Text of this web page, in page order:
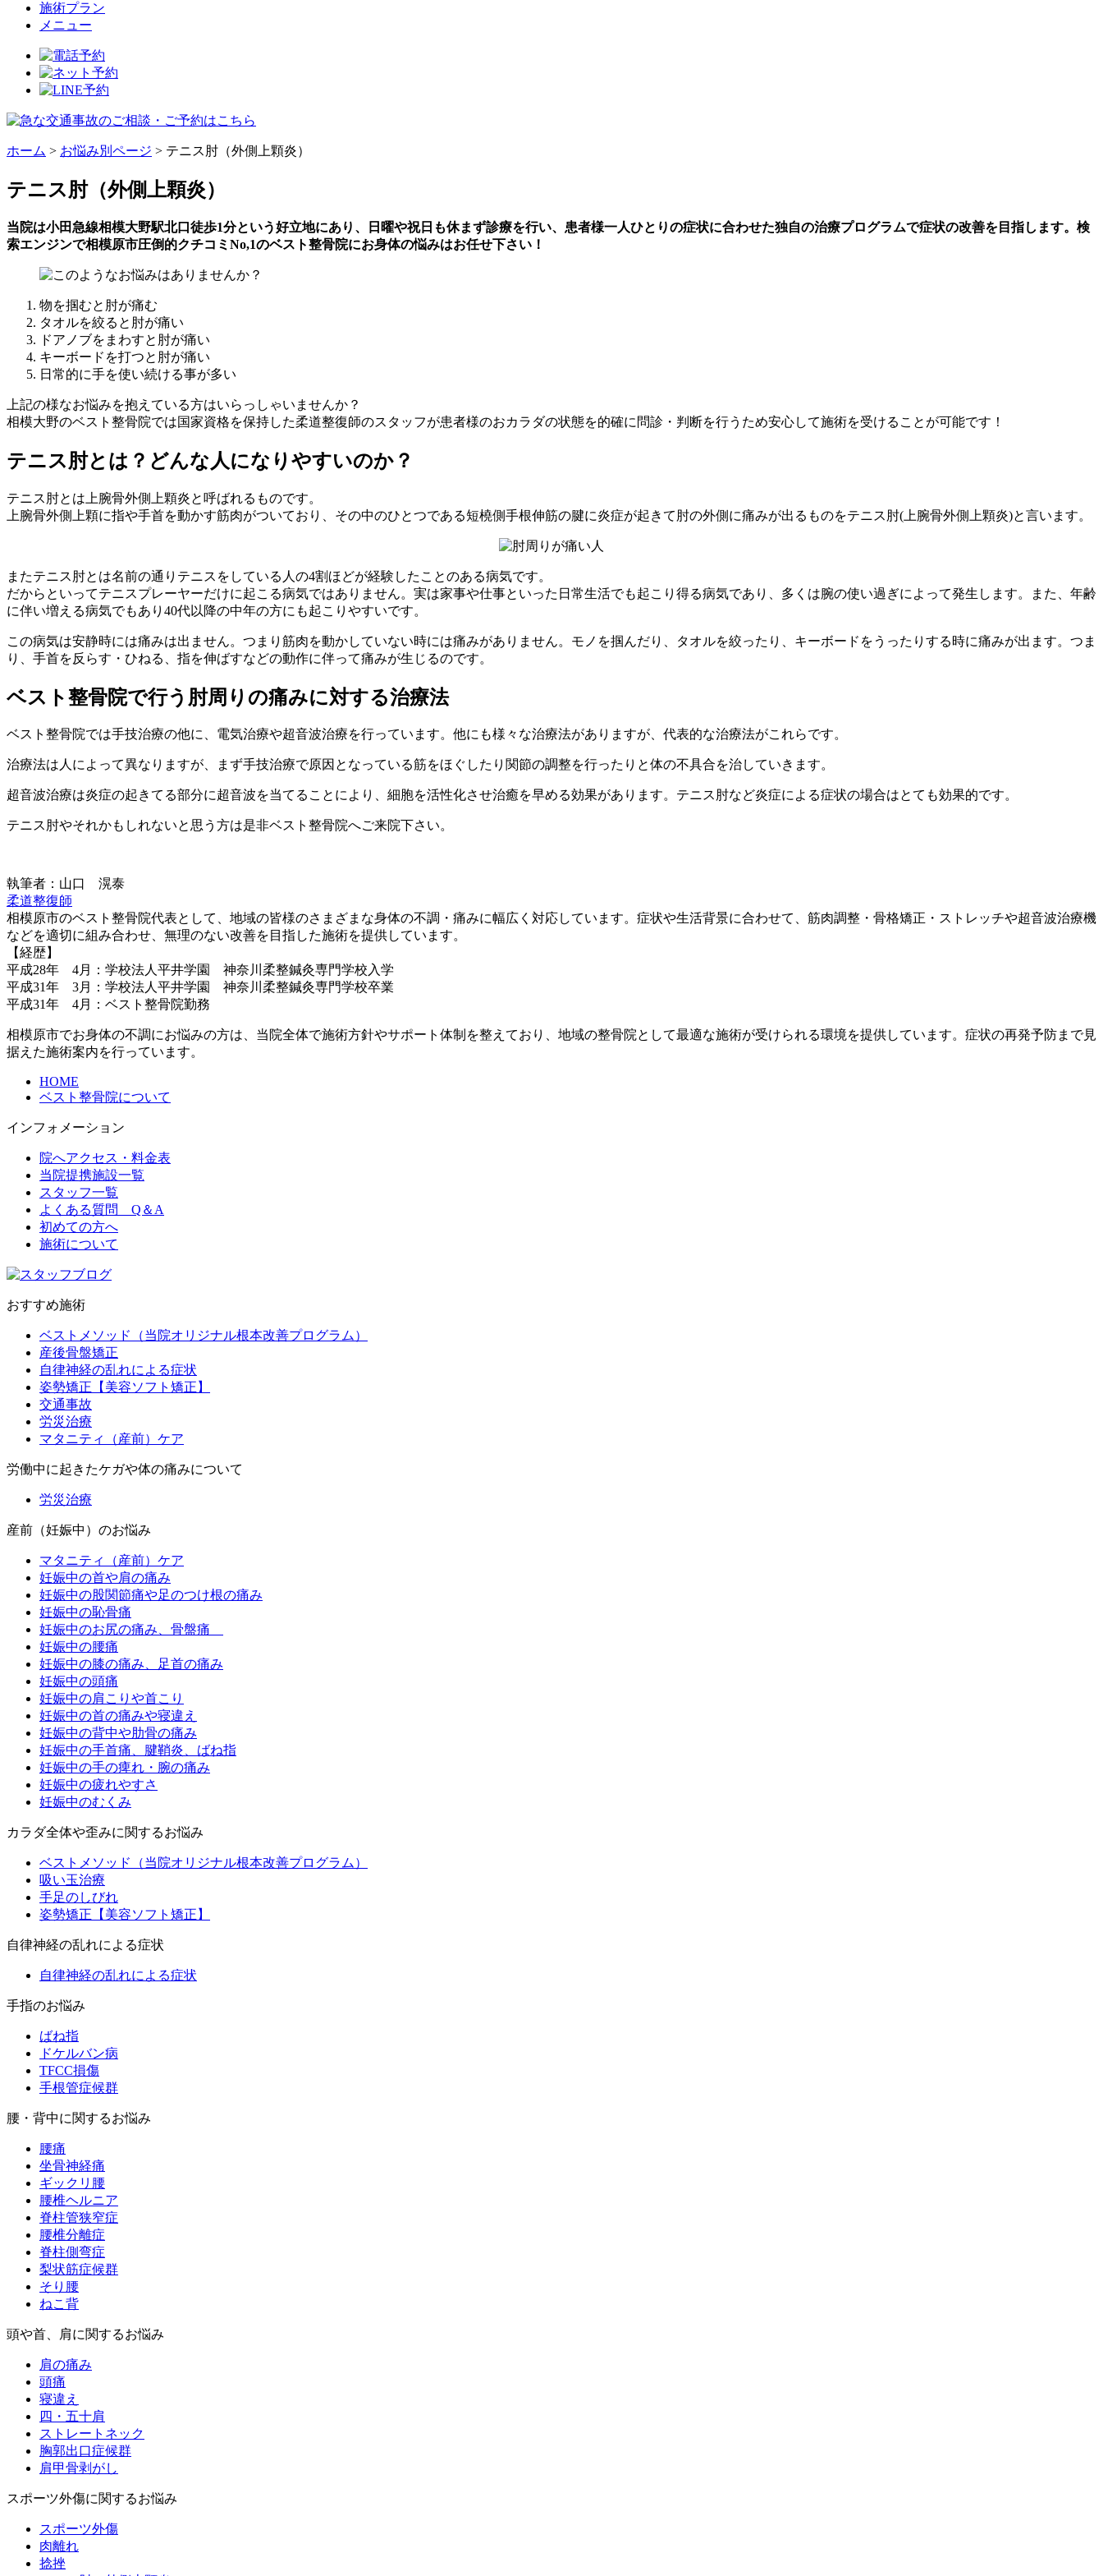
施術プラン
メニュー
ホーム > お悩み別ページ > テニス肘（外側上顆炎）
テニス肘（外側上顆炎）
当院は小田急線相模大野駅北口徒歩1分という好立地にあり、日曜や祝日も休まず診療を行い、患者様一人ひとりの症状に合わせた独自の治療プログラムで症状の改善を目指します。 検
索エンジンで相模原市圧倒的クチコミNo,1のベスト整骨院にお身体の悩みはお任せ下さい！
物を掴むと肘が痛む
タオルを絞ると肘が痛い
ドアノブをまわすと肘が痛い
キーボードを打つと肘が痛い
日常的に手を使い続ける事が多い
上記の様なお悩みを抱えている方はいらっしゃいませんか？
相模大野のベスト整骨院では国家資格を保持した柔道整復師のスタッフが患者様のおカラダの状態を的確に問診・判断を行うため安心して施術を受けることが可能です！
テニス肘とは？どんな人になりやすいのか？
テニス肘とは上腕骨外側上顆炎と呼ばれるものです。
上腕骨外側上顆に指や手首を動かす筋肉がついており、その中のひとつである短橈側手根伸筋の腱に炎症が起きて肘の外側に痛みが出るものをテニス肘(上腕骨外側上顆炎)と言います。
またテニス肘とは名前の通りテニスをしている人の4割ほどが経験したことのある病気です。
だからといってテニスプレーヤーだけに起こる病気ではありません。実は家事や仕事といった日常生活でも起こり得る病気であり、多くは腕の使い過ぎによって発生します。また、年齢
に伴い増える病気でもあり40代以降の中年の方にも起こりやすいです。
この病気は安静時には痛みは出ません。つまり筋肉を動かしていない時には痛みがありません。モノを掴んだり、タオルを絞ったり、キーボードをうったりする時に痛みが出ます。つま
り、手首を反らす・ひねる、指を伸ばすなどの動作に伴って痛みが生じるのです。
ベスト整骨院で行う肘周りの痛みに対する治療法
ベスト整骨院では手技治療の他に、電気治療や超音波治療を行っています。他にも様々な治療法がありますが、代表的な治療法がこれらです。
治療法は人によって異なりますが、まず手技治療で原因となっている筋をほぐしたり関節の調整を行ったりと体の不具合を治していきます。
超音波治療は炎症の起きてる部分に超音波を当てることにより、細胞を活性化させ治癒を早める効果があります。テニス肘など炎症による症状の場合はとても効果的です。
テニス肘やそれかもしれないと思う方は是非ベスト整骨院へご来院下さい。
執筆者：山口 滉泰
柔道整復師
相模原市のベスト整骨院代表として、地域の皆様のさまざまな身体の不調・痛みに幅広く対応しています。症状や生活背景に合わせて、筋肉調整・骨格矯正・ストレッチや超音波治療機
などを適切に組み合わせ、無理のない改善を目指した施術を提供しています。
【経歴】
平成28年 4月：学校法人平井学園 神奈川柔整鍼灸専門学校入学
平成31年 3月：学校法人平井学園 神奈川柔整鍼灸専門学校卒業
平成31年 4月：ベスト整骨院勤務
相模原市でお身体の不調にお悩みの方は、当院全体で施術方針やサポート体制を整えており、地域の整骨院として最適な施術が受けられる環境を提供しています。症状の再発予防まで見
据えた施術案内を行っています。
HOME
ベスト整骨院について
インフォメーション
院へアクセス・料金表
当院提携施設一覧
スタッフ一覧
よくある質問 Q＆A
初めての方へ
施術について
おすすめ施術
ベストメソッド（当院オリジナル根本改善プログラム）
産後骨盤矯正
自律神経の乱れによる症状
姿勢矯正【美容ソフト矯正】
交通事故
労災治療
マタニティ（産前）ケア
労働中に起きたケガや体の痛みについて
労災治療
産前（妊娠中）のお悩み
マタニティ（産前）ケア
妊娠中の首や肩の痛み
妊娠中の股関節痛や足のつけ根の痛み
妊娠中の恥骨痛
妊娠中のお尻の痛み、骨盤痛
妊娠中の腰痛
妊娠中の膝の痛み、足首の痛み
妊娠中の頭痛
妊娠中の肩こりや首こり
妊娠中の首の痛みや寝違え
妊娠中の背中や肋骨の痛み
妊娠中の手首痛、腱鞘炎、ばね指
妊娠中の手の痺れ・腕の痛み
妊娠中の疲れやすさ
妊娠中のむくみ
カラダ全体や歪みに関するお悩み
ベストメソッド（当院オリジナル根本改善プログラム）
吸い玉治療
手足のしびれ
姿勢矯正【美容ソフト矯正】
自律神経の乱れによる症状
自律神経の乱れによる症状
手指のお悩み
ばね指
ドケルバン病
TFCC損傷
手根管症候群
腰・背中に関するお悩み
腰痛
坐骨神経痛
ギックリ腰
腰椎ヘルニア
脊柱管狭窄症
腰椎分離症
脊柱側弯症
梨状筋症候群
そり腰
ねこ背
頭や首、肩に関するお悩み
肩の痛み
頭痛
寝違え
四・五十肩
ストレートネック
胸郭出口症候群
肩甲骨剥がし
スポーツ外傷に関するお悩み
スポーツ外傷
肉離れ
捻挫